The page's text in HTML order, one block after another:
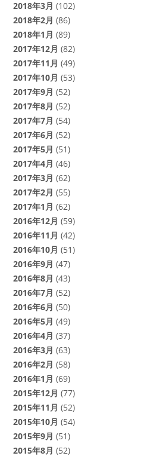
2018年3月 (102)
2018年2月 (86)
2018年1月 (89)
2017年12月 (82)
2017年11月 (49)
2017年10月 (53)
2017年9月 (52)
2017年8月 (52)
2017年7月 (54)
2017年6月 (52)
2017年5月 (51)
2017年4月 (46)
2017年3月 (62)
2017年2月 (55)
2017年1月 (62)
2016年12月 (59)
2016年11月 (42)
2016年10月 (51)
2016年9月 (47)
2016年8月 (43)
2016年7月 (52)
2016年6月 (50)
2016年5月 (49)
2016年4月 (37)
2016年3月 (63)
2016年2月 (58)
2016年1月 (69)
2015年12月 (77)
2015年11月 (52)
2015年10月 (54)
2015年9月 (51)
2015年8月 (52)